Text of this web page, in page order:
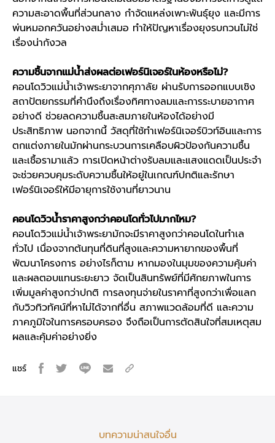
ความสะอาดพื้นที่ส่วนกลาง กำจัดแหล่งเพาะพันธุ์ยุง และมีการ
พ่นหมอกควันอย่างสม่ำเสมอ ทำให้ปัญหาเรื่องยุงรบกวนไม่ใช่
เรื่องน่ากังวล
ความชื้นจากแม่น้ำส่งผลต่อเฟอร์นิเจอร์ในห้องหรือไม่?
คอนโดวิวแม่น้ำเจ้าพระยาจากศุภาลัย ผ่านรับการออกแบบเชิง
สถาปัตยกรรมที่คำนึงถึงเรื่องทิศทางลมและการระบายอากาศ
อย่างดี ช่วยลดความชื้นสะสมภายในห้องได้อย่างมี
ประสิทธิภาพ นอกจากนี้ วัสดุที่ใช้ทำเฟอร์นิเจอร์บิวท์อินและการ
ตกแต่งภายในมักผ่านกระบวนการเคลือบผิวป้องกันความชื้น
และเชื้อรามาแล้ว การเปิดหน้าต่างรับลมและแสงแดดเป็นประจำ
จะช่วยควบคุมระดับความชื้นให้อยู่ในเกณฑ์ปกติและรักษา
เฟอร์นิเจอร์ให้มีอายุการใช้งานที่ยาวนาน
คอนโดวิวน้ำราคาสูงกว่าคอนโดทั่วไปมากไหม?
คอนโดวิวแม่น้ำเจ้าพระยามักจะมีราคาสูงกว่าคอนโดในทำเล
ทั่วไป เนื่องจากต้นทุนที่ดินที่สูงและความหายากของพื้นที่
พัฒนาโครงการ อย่างไรก็ตาม หากมองในมุมของความคุ้มค่า
และผลตอบแทนระยะยาว จัดเป็นสินทรัพย์ที่มีศักยภาพในการ
เพิ่มมูลค่าสูงกว่าปกติ การลงทุนจ่ายในราคาที่สูงกว่าเพื่อแลก
กับวิวทิวทัศน์ที่หาไม่ได้จากที่อื่น สภาพแวดล้อมที่ดี และความ
ภาคภูมิใจในการครอบครอง จึงถือเป็นการตัดสินใจที่สมเหตุสม
ผลและคุ้มค่าอย่างยิ่ง
แชร์
บทความน่าสนใจอื่น